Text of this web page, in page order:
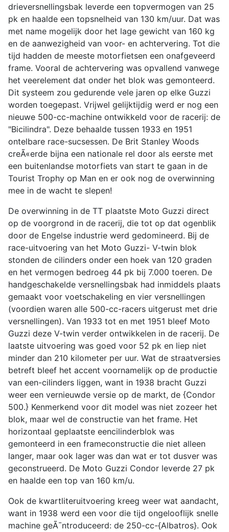
drieversnellingsbak leverde een topvermogen van 25
pk en haalde een topsnelheid van 130 km/uur. Dat was
met name mogelijk door het lage gewicht van 160 kg
en de aanwezigheid van voor- en achtervering. Tot die
tijd hadden de meeste motorfietsen een onafgeveerd
frame. Vooral de achtervering was opvallend vanwege
het veerelement dat onder het blok was gemonteerd.
Dit systeem zou gedurende vele jaren op elke Guzzi
worden toegepast. Vrijwel gelijktijdig werd er nog een
nieuwe 500-cc-machine ontwikkeld voor de racerij: de
"Bicilindra". Deze behaalde tussen 1933 en 1951
ontelbare race-sucsessen. De Brit Stanley Woods
creÃ«erde bijna een nationale rel door als eerste met
een buitenlandse motorfiets van start te gaan in de
Tourist Trophy op Man en er ook nog de overwinning
mee in de wacht te slepen!
De overwinning in de TT plaatste Moto Guzzi direct
op de voorgrond in de racerij, die tot op dat ogenblik
door de Engelse industrie werd gedomineerd. Bij de
race-uitvoering van het Moto Guzzi- V-twin blok
stonden de cilinders onder een hoek van 120 graden
en het vermogen bedroeg 44 pk bij 7.000 toeren. De
handgeschakelde versnellingsbak had inmiddels plaats
gemaakt voor voetschakeling en vier versnellingen
(voordien waren alle 500-cc-racers uitgerust met drie
versnellingen). Van 1933 tot en met 1951 bleef Moto
Guzzi deze V-twin verder ontwikkelen in de racerij. De
laatste uitvoering was goed voor 52 pk en liep niet
minder dan 210 kilometer per uur. Wat de straatversies
betreft bleef het accent voornamelijk op de productie
van een-cilinders liggen, want in 1938 bracht Guzzi
weer een vernieuwde versie op de markt, de {Condor
500.} Kenmerkend voor dit model was niet zozeer het
blok, maar wel de constructie van het frame. Het
horizontaal geplaatste eencilinderblok was
gemonteerd in een frameconstructie die niet alleen
langer, maar ook lager was dan wat er tot dusver was
geconstrueerd. De Moto Guzzi Condor leverde 27 pk
en haalde een top van 160 km/u.
Ook de kwartliteruitvoering kreeg weer wat aandacht,
want in 1938 werd een voor die tijd ongelooflijk snelle
machine geÃ¯ntroduceerd: de 250-cc-{Albatros}. Ook